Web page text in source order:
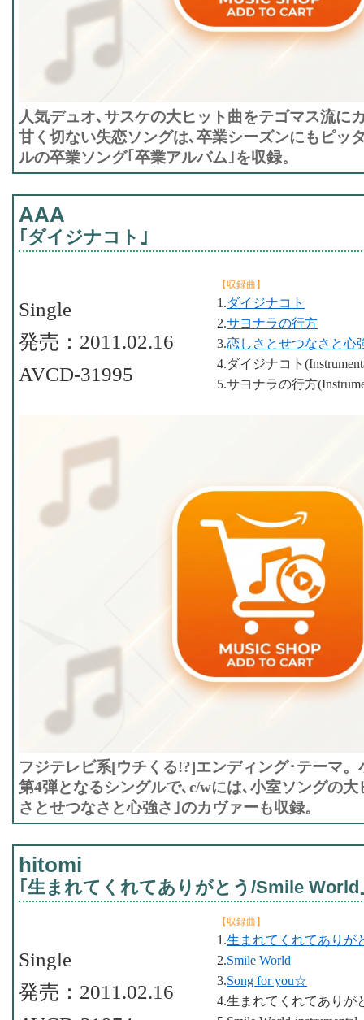
人気デュオ､サスケの大ヒット曲をテゴマス流に
甘く切ない失恋ソングは､卒業シーズンにもピッ
ルの卒業ソング｢卒業アルバム｣を収録。
AAA
｢ダイジナコト｣
【収録曲】
1.ダイジナコト
2.サヨナラの行方
3.恋しさとせつなさと心
4.ダイジナコト
5.サヨナラの行方
Single
発売：2011.02.16
AVCD-31995
フジテレビ系[ウチくる!?]エンディング･テーマ
第4弾となるシングルで､c/wには､小室ソングの
さとせつなさと心強さ｣のカヴァーも収録。
hitomi
｢生まれてくれてありがとう/Smile World
【収録曲】
1.生まれてくれてありが
2.Smile World
3.Song for you☆
4.生まれてくれてありが
Single
発売：2011.02.16